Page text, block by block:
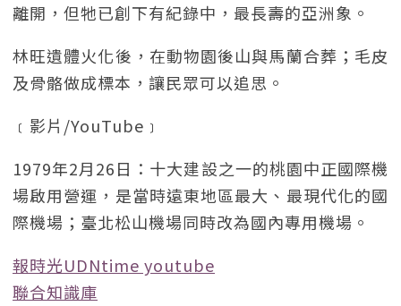
離開，但牠已創下有紀錄中，最長壽的亞洲象。
林旺遺體火化後，在動物園後山與馬蘭合葬；毛皮
及骨骼做成標本，讓民眾可以追思。
﹝影片/YouTube﹞
1979年2月26日：十大建設之一的桃園中正國際機
場啟用營運，是當時遠東地區最大、最現代化的國
際機場；臺北松山機場同時改為國內專用機場。
報時光UDNtime youtube
聯合知識庫